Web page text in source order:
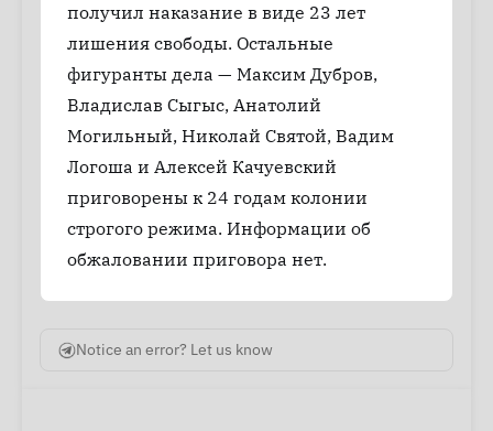
получил наказание в виде 23 лет
лишения свободы. Остальные
фигуранты дела — Максим Дубров,
Владислав Сыгыс, Анатолий
Могильный, Николай Святой, Вадим
Логоша и Алексей Качуевский
приговорены к 24 годам колонии
строгого режима. Информации об
обжаловании приговора нет.
Notice an error? Let us know